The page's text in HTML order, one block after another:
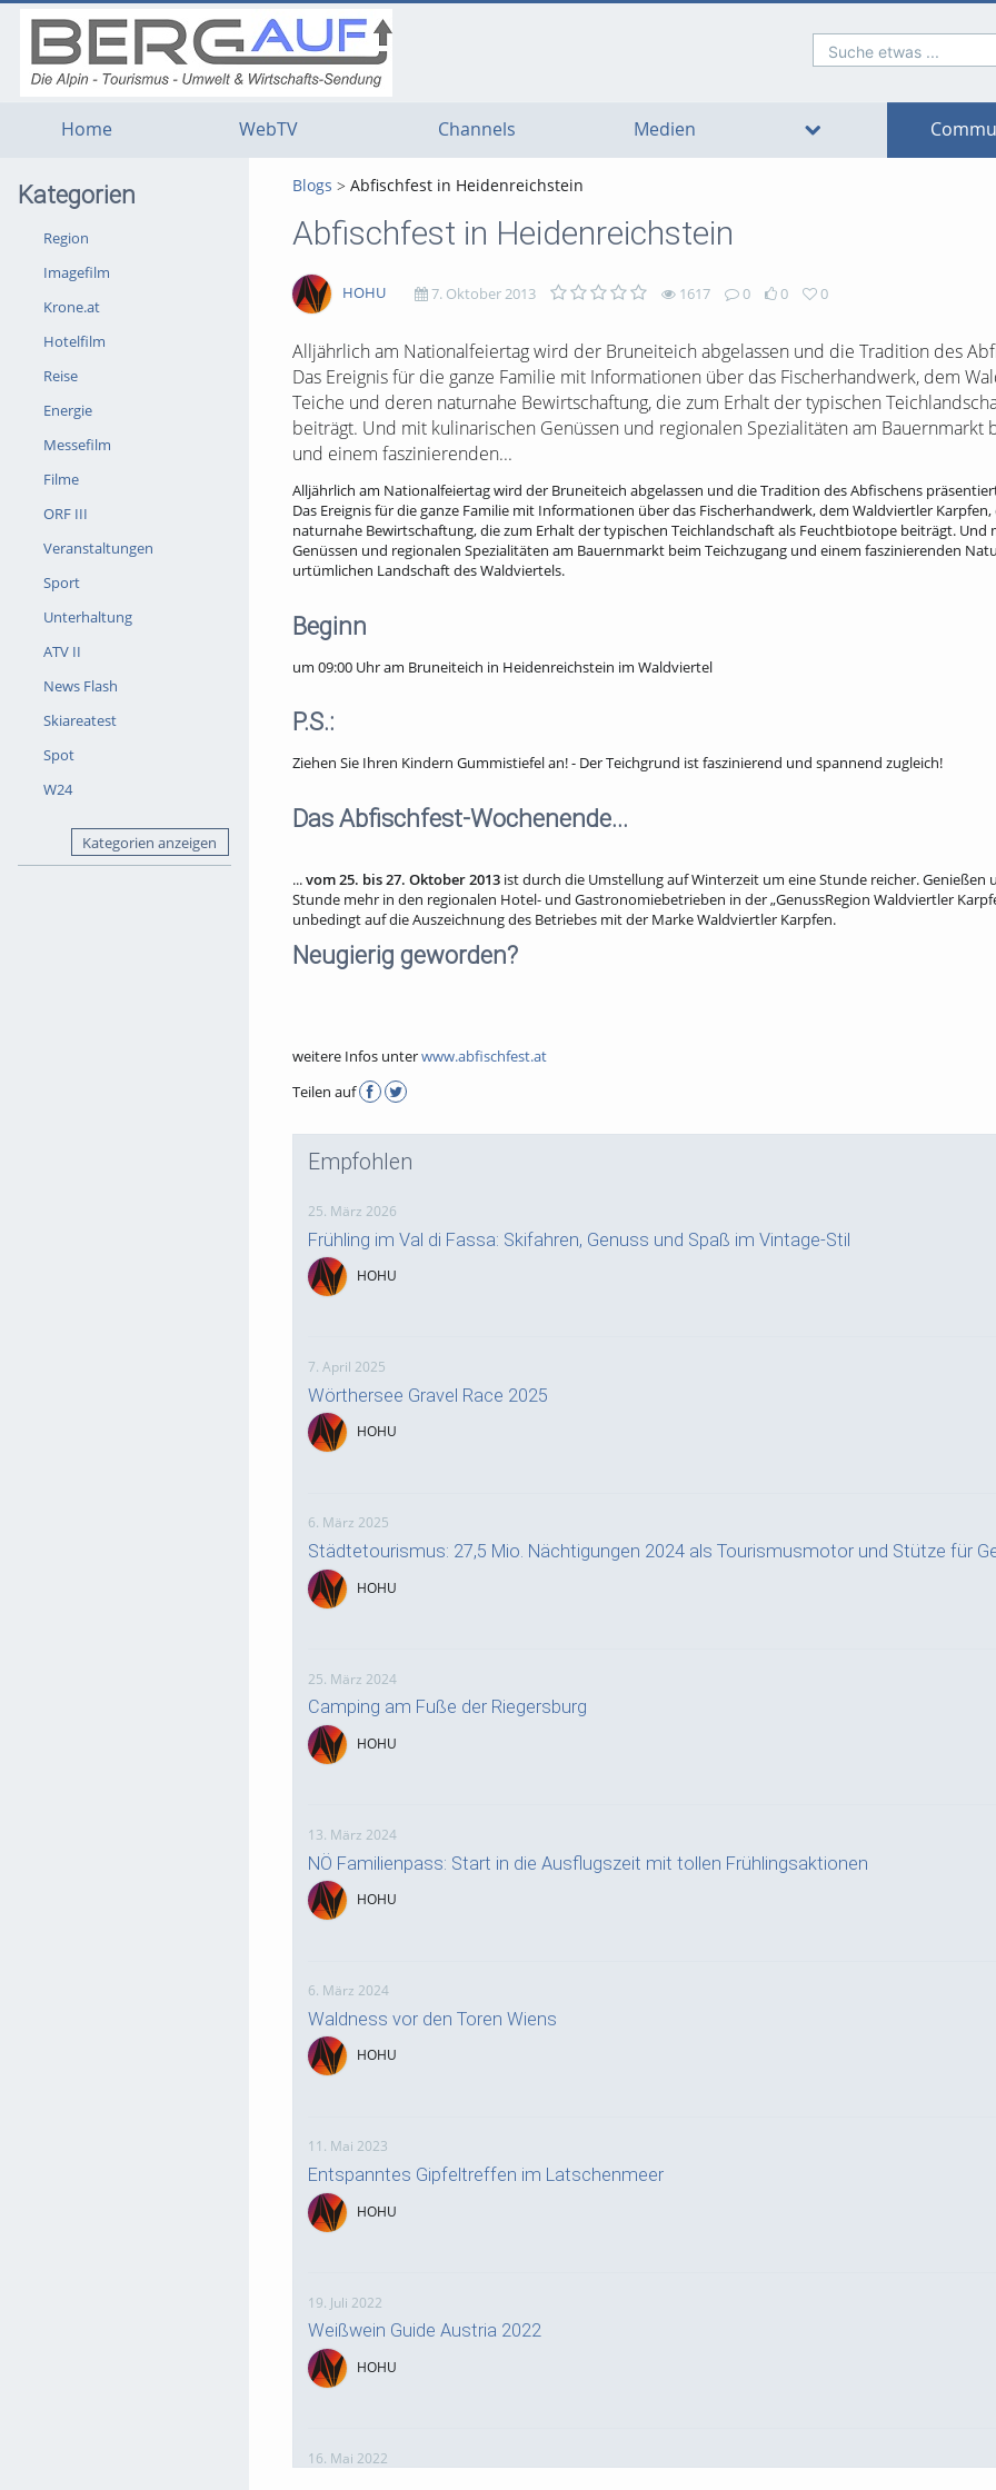
Suche etwas ...
Home WebTV Channels Medien
Kategorien
Region
Imagefilm
Krone.at
Hotelfilm
Reise
Energie
Messefilm
Filme
ORF III
Veranstaltungen
Sport
Unterhaltung
ATV II
News Flash
Skiareatest
Spot
W24
Kategorien anzeigen
Blogs Abfischfest in Heidenreichstein
Abfischfest in Heidenreichstein
HOHU 7. Oktober 2013 1617 0
Kommentare
0 0
favorites
Alljährlich am Nationalfeiertag wird der Bruneiteich abgelassen und die Tradition des
Das Ereignis für die ganze Familie mit Informationen über das Fischerhandwerk, dem
Teiche und deren naturnahe Bewirtschaftung, die zum Erhalt der typischen
beiträgt. Und mit kulinarischen Genüssen und regionalen Spezialitäten am Bauernmarkt
und einem faszinierenden...
Alljährlich am Nationalfeiertag wird der Bruneiteich abgelassen und die Tradition des Abfischens
Das Ereignis für die ganze Familie mit Informationen über das Fischerhandwerk, dem Waldviertler
naturnahe Bewirtschaftung, die zum Erhalt der typischen Teichlandschaft als Feuchtbiotope beiträgt. Und
Genüssen und regionalen Spezialitäten am Bauernmarkt beim Teichzugang und einem faszinierenden
urtümlichen Landschaft des Waldviertels.
Beginn
um 09:00 Uhr am Bruneiteich in Heidenreichstein im Waldviertel
P.S.:
Ziehen Sie Ihren Kindern Gummistiefel an! - Der Teichgrund ist faszinierend und spannend zugleich!
Das Abfischfest-Wochenende...
...vom 25. bis 27. Oktober 2013 ist durch die Umstellung auf Winterzeit um eine Stunde reicher. Genießen
Stunde mehr in den regionalen Hotel- und Gastronomiebetrieben in der „GenussRegion Waldviertler
unbedingt auf die Auszeichnung des Betriebes mit der Marke Waldviertler Karpfen.
Neugierig geworden?
weitere Infos unterwww.abfischfest.at
Teilen auf
Empfohlen
25. März 2026
Frühling im Val di Fassa: Skifahren, Genuss und Spaß im Vintage-Stil
HOHU
7. April 2025
Wörthersee Gravel Race 2025
HOHU
6. März 2025
Städtetourismus: 27,5 Mio. Nächtigungen 2024 als Tourismusmotor und Stütze für
HOHU
25. März 2024
Camping am Fuße der Riegersburg
HOHU
13. März 2024
NÖ Familienpass: Start in die Ausflugszeit mit tollen Frühlingsaktionen
HOHU
6. März 2024
Waldness vor den Toren Wiens
HOHU
11. Mai 2023
Entspanntes Gipfeltreffen im Latschenmeer
HOHU
19. Juli 2022
Weißwein Guide Austria 2022
HOHU
16. Mai 2022